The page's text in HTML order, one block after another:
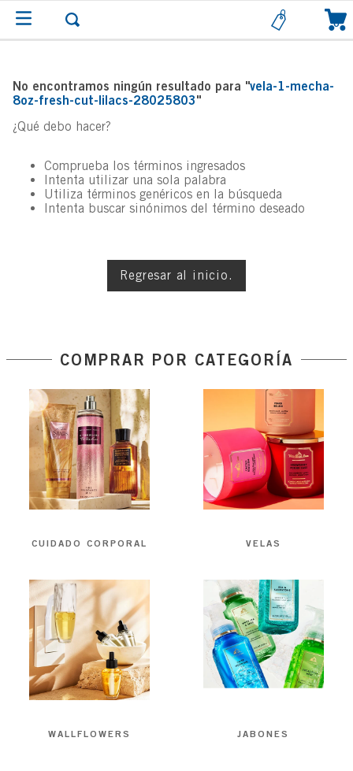
0
No encontramos ningún resultado para "vela-1-mecha-
8oz-fresh-cut-lilacs-28025803"
¿Qué debo hacer?
Comprueba los términos ingresados
Intenta utilizar una sola palabra
Utiliza términos genéricos en la búsqueda
Intenta buscar sinónimos del término deseado
Regresar al inicio.
COMPRAR POR CATEGORÍA
CUIDADO CORPORAL VELAS
WALLFLOWERS JABONES